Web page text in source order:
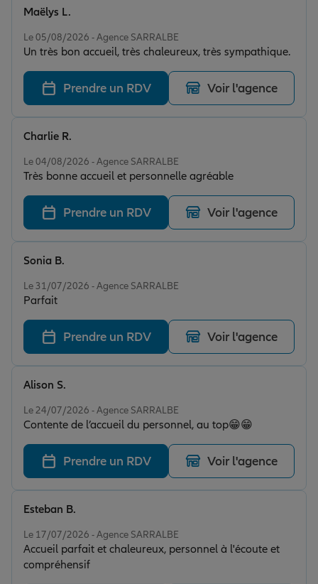
Le 05/08/2026 - Agence SARRALBE
Un très bon accueil, très chaleureux, très sympathique.
Maëlys L.
Prendre un RDV Voir l'agence
Le 04/08/2026 - Agence SARRALBE
Très bonne accueil et personnelle agréable
Charlie R.
Prendre un RDV Voir l'agence
Le 31/07/2026 - Agence SARRALBE
Parfait
Sonia B.
Prendre un RDV Voir l'agence
Le 24/07/2026 - Agence SARRALBE
Contente de l’accueil du personnel, au top😁😁
Alison S.
Prendre un RDV Voir l'agence
Le 17/07/2026 - Agence SARRALBE
Accueil parfait et chaleureux, personnel à l'écoute et
compréhensif
Esteban B.